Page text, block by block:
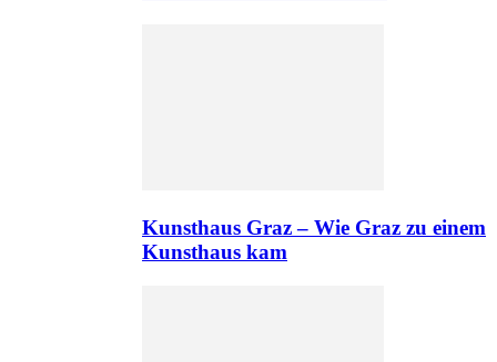
Kunsthaus Graz – Wie Graz zu einem
Kunsthaus kam